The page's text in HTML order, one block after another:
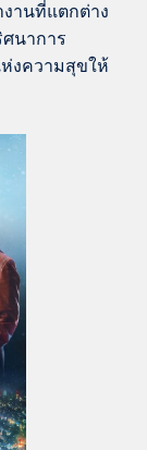
านที่แตกต่าง
นาการ
งความสุขให้